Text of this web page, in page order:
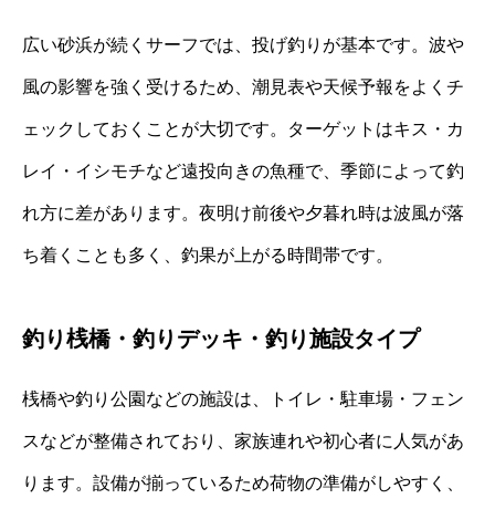
広い砂浜が続くサーフでは、投げ釣りが基本です。波や
風の影響を強く受けるため、潮見表や天候予報をよくチ
ェックしておくことが大切です。ターゲットはキス・カ
レイ・イシモチなど遠投向きの魚種で、季節によって釣
れ方に差があります。夜明け前後や夕暮れ時は波風が落
ち着くことも多く、釣果が上がる時間帯です。
釣り桟橋・釣りデッキ・釣り施設タイプ
桟橋や釣り公園などの施設は、トイレ・駐車場・フェン
スなどが整備されており、家族連れや初心者に人気があ
ります。設備が揃っているため荷物の準備がしやすく、